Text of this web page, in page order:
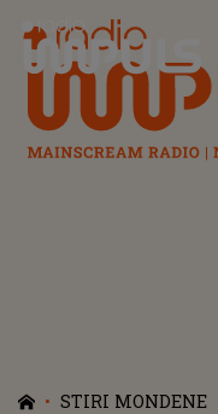
Radio Impuls
STIRI MONDENE